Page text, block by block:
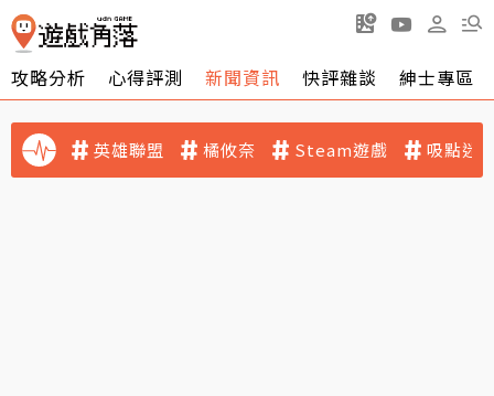
攻略分析 心得評測 新聞資訊 快評雜談 紳士專區
英雄聯盟 橘攸奈 Steam遊戲 吸點迷